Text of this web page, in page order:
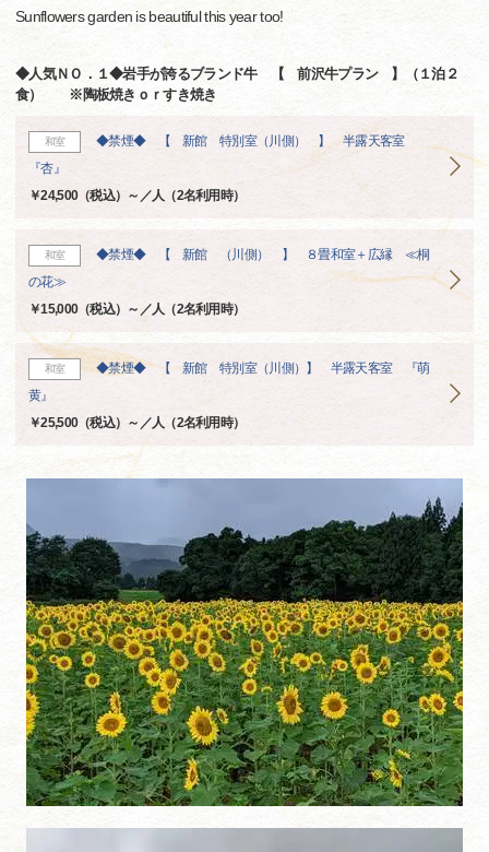
Sunflowers garden is beautiful this year too!
◆人気ＮＯ．１◆岩手が誇るブランド牛 【 前沢牛プラン 】（１泊２
食） ※陶板焼きｏｒすき焼き
和室
◆禁煙◆ 【 新館 特別室（川側） 】 半露天客室
『杏』
￥24,500（税込）～／人（2名利用時）
和室
◆禁煙◆ 【 新館 （川側） 】 ８畳和室＋広縁 ≪桐
の花≫
￥15,000（税込）～／人（2名利用時）
和室
◆禁煙◆ 【 新館 特別室（川側）】 半露天客室 『萌
黄』
￥25,500（税込）～／人（2名利用時）